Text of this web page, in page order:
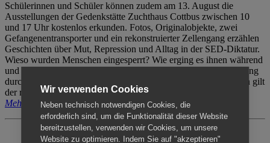
Schülerinnen und Schüler können zudem am 13. August die
Ausstellungen der Gedenkstätte Zuchthaus Cottbus zwischen 10
und 17 Uhr kostenlos erkunden. Fotos, Originalobjekte, zwei
Gefangenentransporter und ein rekonstruierter Zellengang erzählen
Geschichten über Mut, Repression und Alltag in der SED-Diktatur.
Wieso wurden Menschen eingesperrt? Wie erging es ihnen während
und nach der Haft? Der Besuch erfolgt individuell ohne Betreuung
durch das Menschenrechtszentrum Cottbus. Für Begleitpersonen gilt
der reguläre Eintritt (8€ / ermäßigt 5€).
Mehr erfahren
Wir verwenden Cookies
Neben technisch notwendigen Cookies, die
erforderlich sind, um die Funktionalität dieser Website
bereitzustellen, verwenden wir Cookies, um unsere
Website zu optimieren. Indem Sie auf "akzeptieren"